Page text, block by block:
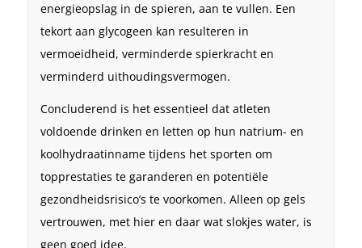
energieopslag in de spieren, aan te vullen. Een
tekort aan glycogeen kan resulteren in
vermoeidheid, verminderde spierkracht en
verminderd uithoudingsvermogen.
Concluderend is het essentieel dat atleten
voldoende drinken en letten op hun natrium- en
koolhydraatinname tijdens het sporten om
topprestaties te garanderen en potentiële
gezondheidsrisico’s te voorkomen. Alleen op gels
vertrouwen, met hier en daar wat slokjes water, is
geen goed idee.